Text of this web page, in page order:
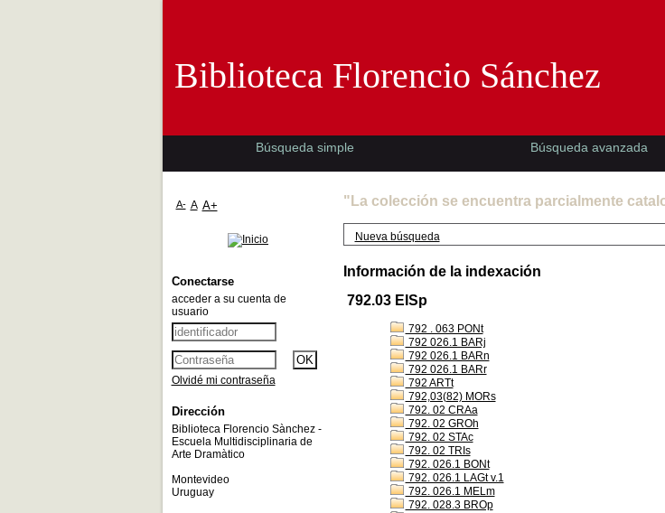
"La colección se encuentra parcialmente
Nueva búsqueda
Información de la indexación
792.03 EISp
792 . 063 PONt
792 026.1 BARj
792 026.1 BARn
792 026.1 BARr
792 ARTt
792,03(82) MORs
792. 02 CRAa
792. 02 GROh
792. 02 STAc
792. 02 TRIs
792. 026.1 BONt
792. 026.1 LAGt v.1
792. 026.1 MELm
792. 028.3 BROp
Biblioteca Florencio Sánchez
Búsqueda simple Búsqueda avanzada
A- A A+
Conectarse
acceder a su cuenta de
usuario
Olvidé mi contraseña
Dirección
Biblioteca Florencio Sànchez -
Escuela Multidisciplinaria de
Arte Dramàtico
Montevideo
Uruguay